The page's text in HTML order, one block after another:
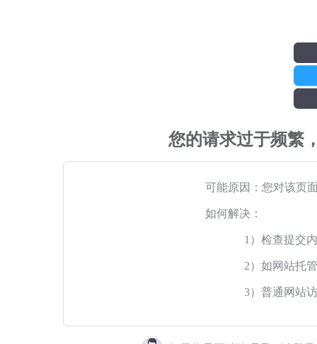
您的请求过于频繁
可能原因：您对该页
如何解决：
1）检查提交
2）如网站托
3）普通网站